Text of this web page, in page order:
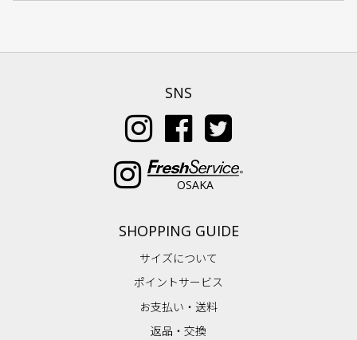
SNS
OSAKA
SHOPPING GUIDE
サイズについて
ポイントサービス
お支払い・送料
返品・交換